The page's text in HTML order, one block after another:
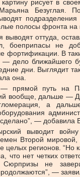
рисует в
Безуглая.
полосы фронта на
выводят оттуда,
боеприпасы не
фортификации. В
— дело ближайшего
дни. Выглядит
она.
прямой путь на
вообще, дальше —
а
— добавила
выводит
Второй мировой,
целых регионов. “Но
что нет четких
не
—